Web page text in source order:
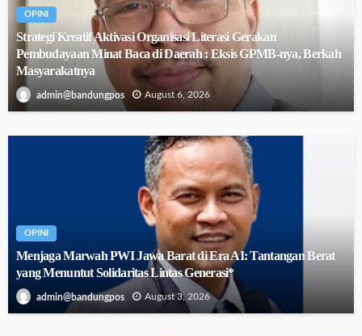
OPINI
Strategi Kreatif Aktivasi Organisasi Literasi Gerakan
Pembudayaan Minat Baca di Daerah : Eksis GPMB-nya, Berkah
Masyarakatnya
admin@bandungpos August 6, 2026
OPINI
Menjaga Marwah PWI Jawa Barat di Era AI: Tantangan Berat
yang Menuntut Solidaritas Lintas Generasi*
admin@bandungpos August 3, 2026